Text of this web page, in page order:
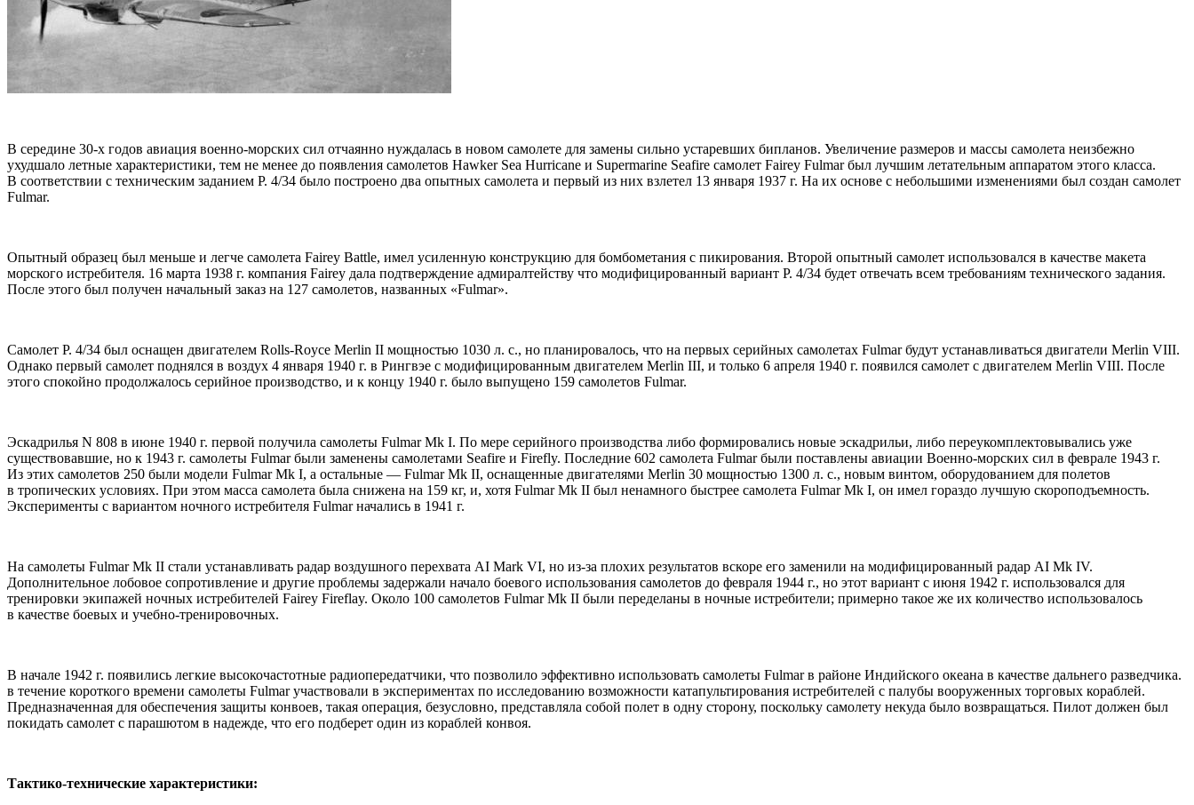
В середине 30-х годов авиация военно-морских сил отчаянно нуждалась в новом самолете для замены сильно устаревших бипланов. Увеличение размеров и массы самолета неизбежно
ухудшало летные характеристики, тем не менее до появления самолетов Hawker Sea Hurricane и Supermarine Seafire самолет Fairey Fulmar был лучшим летательным аппаратом этого класса.
В соответствии с техническим заданием P. 4/34 было построено два опытных самолета и первый из них взлетел 13 января 1937 г. На их основе с небольшими изменениями был создан самолет
Fulmar.
Опытный образец был меньше и легче самолета Fairey Battle, имел усиленную конструкцию для бомбометания с пикирования. Второй опытный самолет использовался в качестве макета
морского истребителя. 16 марта 1938 г. компания Fairey дала подтверждение адмиралтейству что модифицированный вариант P. 4/34 будет отвечать всем требованиям технического задания.
После этого был получен начальный заказ на 127 самолетов, названных «Fulmar».
Самолет P. 4/34 был оснащен двигателем Rolls-Royce Merlin II мощностью 1030 л. с., но планировалось, что на первых серийных самолетах Fulmar будут устанавливаться двигатели Merlin VIII.
Однако первый самолет поднялся в воздух 4 января 1940 г. в Рингвэе с модифицированным двигателем Merlin III, и только 6 апреля 1940 г. появился самолет с двигателем Merlin VIII. После
этого спокойно продолжалось серийное производство, и к концу 1940 г. было выпущено 159 самолетов Fulmar.
Эскадрилья N 808 в июне 1940 г. первой получила самолеты Fulmar Mk I. По мере серийного производства либо формировались новые эскадрильи, либо переукомплектовывались уже
существовавшие, но к 1943 г. самолеты Fulmar были заменены самолетами Seafire и Firefly. Последние 602 самолета Fulmar были поставлены авиации Военно-морских сил в феврале 1943 г.
Из этих самолетов 250 были модели Fulmar Mk I, а остальные — Fulmar Mk II, оснащенные двигателями Merlin 30 мощностью 1300 л. с., новым винтом, оборудованием для полетов
в тропических условиях. При этом масса самолета была снижена на 159 кг, и, хотя Fulmar Mk II был ненамного быстрее самолета Fulmar Mk I, он имел гораздо лучшую скороподъемность.
Эксперименты с вариантом ночного истребителя Fulmar начались в 1941 г.
На самолеты Fulmar Mk II стали устанавливать радар воздушного перехвата AI Mark VI, но из-за плохих результатов вскоре его заменили на модифицированный радар AI Mk IV.
Дополнительное лобовое сопротивление и другие проблемы задержали начало боевого использования самолетов до февраля 1944 г., но этот вариант с июня 1942 г. использовался для
тренировки экипажей ночных истребителей Fairey Fireflay. Около 100 самолетов Fulmar Mk II были переделаны в ночные истребители; примерно такое же их количество использовалось
в качестве боевых и учебно-тренировочных.
В начале 1942 г. появились легкие высокочастотные радиопередатчики, что позволило эффективно использовать самолеты Fulmar в районе Индийского океана в качестве дальнего разведчика.
в течение короткого времени самолеты Fulmar участвовали в экспериментах по исследованию возможности катапультирования истребителей с палубы вооруженных торговых кораблей.
Предназначенная для обеспечения защиты конвоев, такая операция, безусловно, представляла собой полет в одну сторону, поскольку самолету некуда было возвращаться. Пилот должен был
покидать самолет с парашютом в надежде, что его подберет один из кораблей конвоя.
Тактико-технические характеристики: